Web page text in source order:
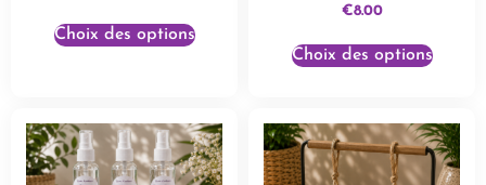
Choix des options
€8.00
Choix des options